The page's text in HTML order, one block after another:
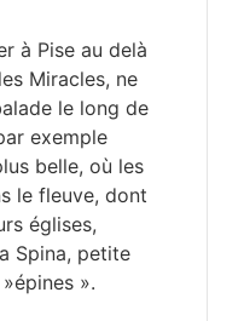
à Pise au delà
Miracles, ne
le long de
exemple
belle, où les
le fleuve, dont
églises,
Spina, petite
».